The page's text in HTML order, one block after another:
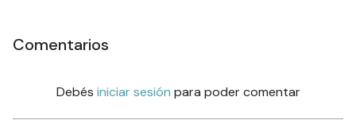
Comentarios
Debés iniciar sesión para poder comentar